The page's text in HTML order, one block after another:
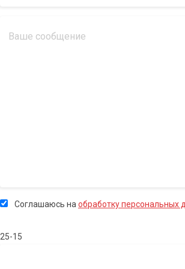
Соглашаюсь на обработку персональных
25-15